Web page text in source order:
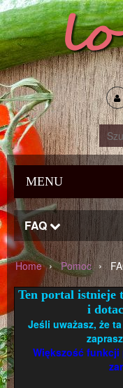
MENU
FAQ
Home › Pomoc ›
Ten portal istnieje
i
Jeśli uważasz, że
Większość